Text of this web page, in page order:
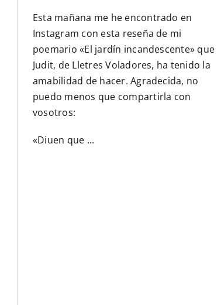
Esta mañana me he encontrado en
Instagram con esta reseña de mi
poemario «El jardín incandescente» que
Judit, de Lletres Voladores, ha tenido la
amabilidad de hacer. Agradecida, no
puedo menos que compartirla con
vosotros:
«Diuen que …